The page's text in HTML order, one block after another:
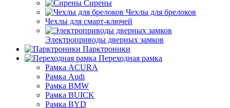
Сирены
Чехлы для брелоков
Чехлы для смарт-ключей
Электроприводы дверных замков
Парктроники
Переходная рамка
Рамка ACURA
Рамка Audi
Рамка BMW
Рамка BUICK
Рамка BYD